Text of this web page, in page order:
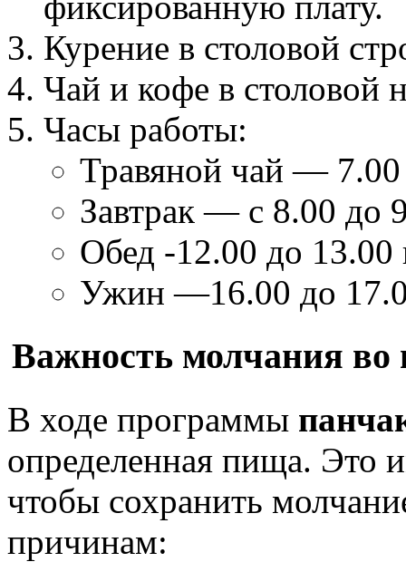
Курение в столовой
Чай и кофе в столовой
Часы работы:
Травяной чай —
Завтрак — с 8.00 до
Обед -12.00 до 13.00
Ужин —16.00 до
Важность молчания во
В ходе программы
определенная пища. Это
чтобы сохранить
причинам: